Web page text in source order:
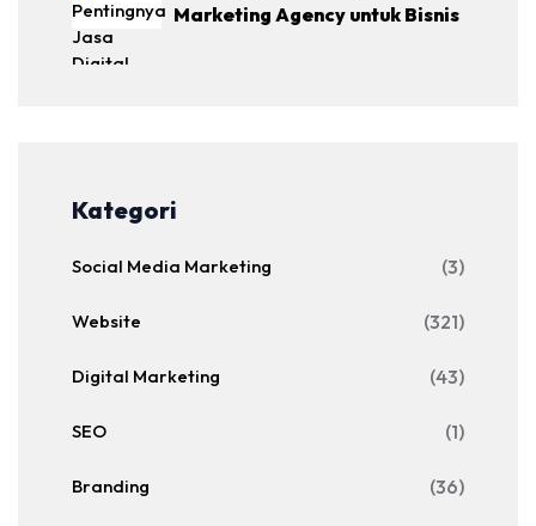
Marketing Agency untuk Bisnis
Kategori
Social Media Marketing (3)
Website (321)
Digital Marketing (43)
SEO (1)
Branding (36)